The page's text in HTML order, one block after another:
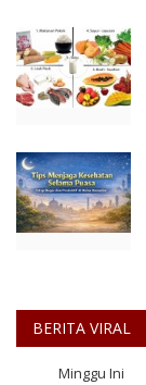
BERITA VIRAL
Minggu Ini